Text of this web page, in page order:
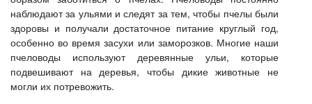
наблюдают за ульями и следят за тем, чтобы пчелы были
здоровы и получали достаточное питание круглый год,
особенно во время засухи или заморозков. Многие наши
пчеловоды используют деревянные ульи, которые
подвешивают на деревья, чтобы дикие животные не
могли их потревожить.